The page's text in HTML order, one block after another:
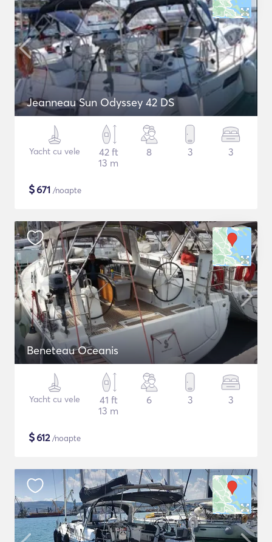
Jeanneau Sun Odyssey 42 DS
Yacht cu vele
42 ft
13 m
8 3 3
$671 /noapte
Beneteau Oceanis
Yacht cu vele
41 ft
13 m
6 3 3
$612/noapte